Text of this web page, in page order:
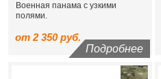
Военная панама с узкими
полями.
от 2 350 руб.
Подробнее